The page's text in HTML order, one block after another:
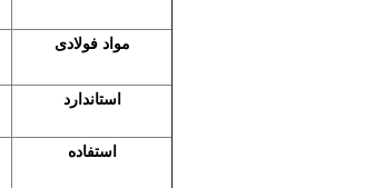
مواد فولادی
استاندارد
استفاده